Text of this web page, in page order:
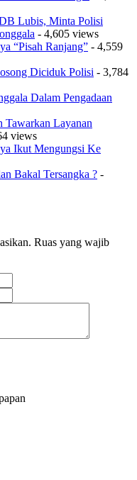
Lubis, Minta Polisi
- 4,605 views
“Pisah Ranjang” - 4,559
Diciduk Polisi - 3,784
Dalam Pengadaan
Layanan
views
Ikut Mengungsi Ke
Bakal Tersangka ? -
Ruas yang wajib